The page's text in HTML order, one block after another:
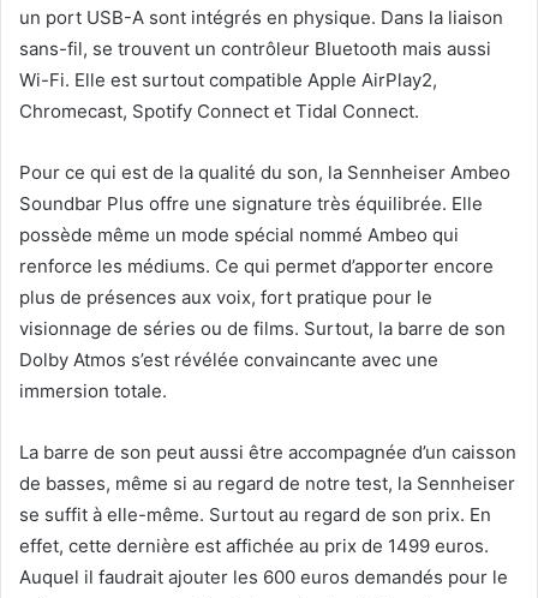
un port USB-A sont intégrés en physique. Dans la liaison
sans-fil, se trouvent un contrôleur Bluetooth mais aussi
Wi-Fi. Elle est surtout compatible Apple AirPlay2,
Chromecast, Spotify Connect et Tidal Connect.
Pour ce qui est de la qualité du son, la Sennheiser Ambeo
Soundbar Plus offre une signature très équilibrée. Elle
possède même un mode spécial nommé Ambeo qui
renforce les médiums. Ce qui permet d’apporter encore
plus de présences aux voix, fort pratique pour le
visionnage de séries ou de films. Surtout, la barre de son
Dolby Atmos s’est révélée convaincante avec une
immersion totale.
La barre de son peut aussi être accompagnée d’un caisson
de basses, même si au regard de notre test, la Sennheiser
se suffit à elle-même. Surtout au regard de son prix. En
effet, cette dernière est affichée au prix de 1499 euros.
Auquel il faudrait ajouter les 600 euros demandés pour le